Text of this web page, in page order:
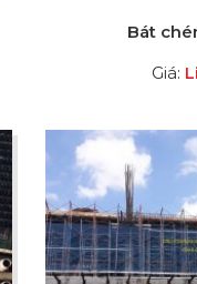
Bát
Giá: